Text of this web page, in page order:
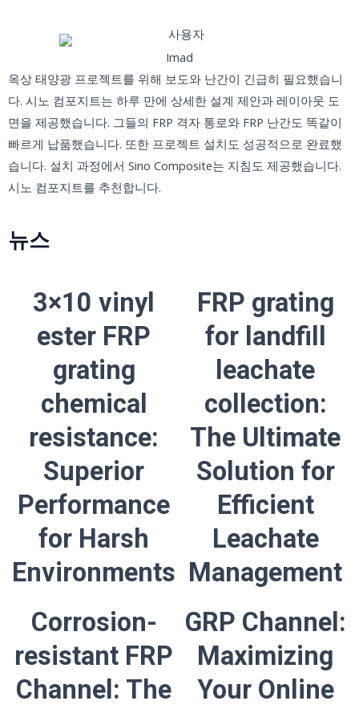
Imad
옥상 태양광 프로젝트를 위해 보도와 난간이 긴급히 필요했습니
다. 시노 컴포지트는 하루 만에 상세한 설계 제안과 레이아웃 도
면을 제공했습니다. 그들의 FRP 격자 통로와 FRP 난간도 똑같이
빠르게 납품했습니다. 또한 프로젝트 설치도 성공적으로 완료했
습니다. 설치 과정에서 Sino Composite는 지침도 제공했습니다.
시노 컴포지트를 추천합니다.
뉴스
3×10 vinyl
ester FRP
grating
chemical
resistance:
Superior
Performance
for Harsh
Environments
FRP grating
for landfill
leachate
collection:
The Ultimate
Solution for
Efficient
Leachate
Management
Corrosion-
resistant FRP
Channel: The
GRP Channel:
Maximizing
Your Online